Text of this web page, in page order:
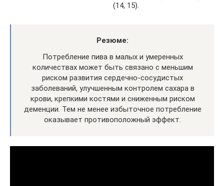
(14, 15).
Резюме:
Потребление пива в малых и умеренных
количествах может быть связано с меньшим
риском развития сердечно-сосудистых
заболеваний, улучшенным контролем сахара в
крови, крепкими костями и сниженным риском
деменции. Тем не менее избыточное потребление
оказывает противоположный эффект.